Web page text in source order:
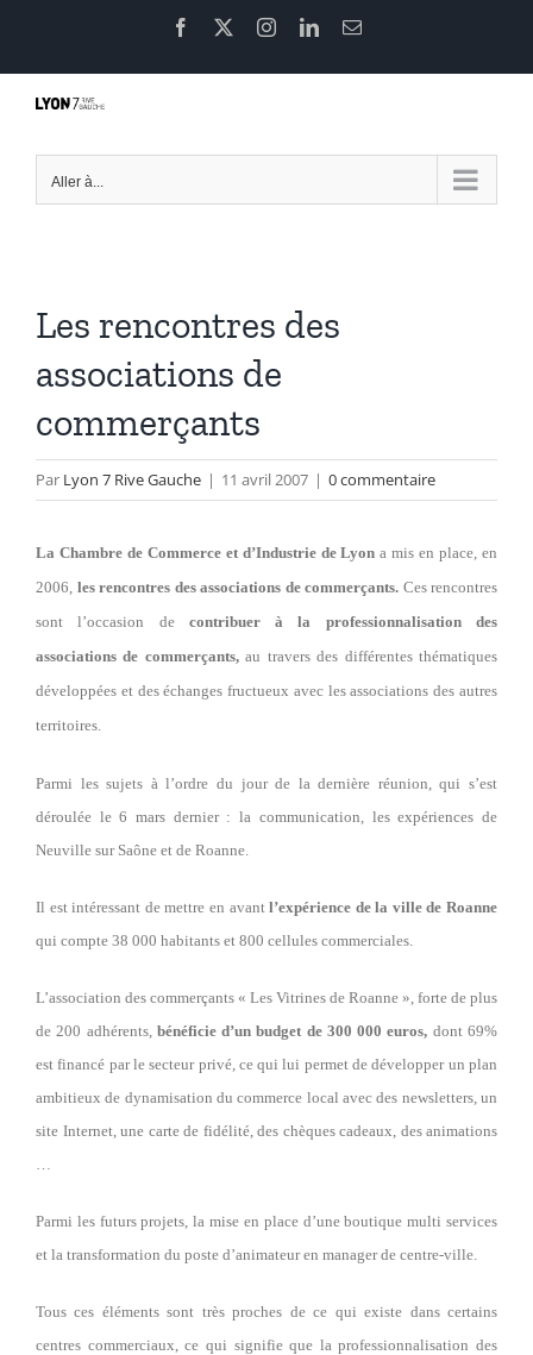
contenu
Facebook InstagramLinkedInEmail
Aller à...
Les rencontres des
associations de
commerçants
Par Lyon 7 Rive Gauche | 11 avril 2007 | 0 commentaire
La Chambre de Commerce et d’Industrie de Lyon a mis en place, en
2006, les rencontres des associations de commerçants. Ces rencontres
sont l’occasion de contribuer à la professionnalisation des
associations de commerçants,au travers des différentes thématiques
développées et des échanges fructueux avec les associations des autres
territoires.
Parmi les sujets à l’ordre du jour de la dernière réunion, qui s’est
déroulée le 6 mars dernier : la communication, les expériences de
Neuville sur Saône et de Roanne.
Il est intéressant de mettre en avantl’expérience de la ville de Roanne
qui compte 38 000 habitants et 800 cellules commerciales.
L’association des commerçants « Les Vitrines de Roanne », forte de plus
de 200 adhérents, bénéficie d’un budget de 300 000 euros, dont 69%
est financé par le secteur privé, ce qui lui permet de développer un plan
ambitieux de dynamisation du commerce local avec des newsletters, un
site Internet, une carte de fidélité, des chèques cadeaux, des animations
…
Parmi les futurs projets, la mise en place d’une boutique multi services
et la transformation du poste d’animateur en manager de centre-ville.
Tous ces éléments sont très proches de ce qui existe dans certains
centres commerciaux, ce qui signifie que la professionnalisation des